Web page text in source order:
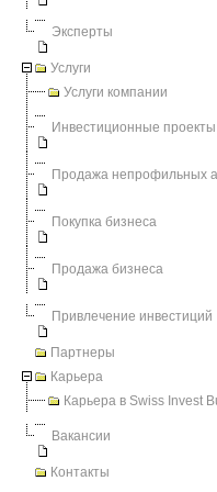
Эксперты
Услуги
Услуги компании
Инвестиционные проекты
Продажа непрофильных
Покупка бизнеса
Продажа бизнеса
Привлечение инвестиций
Партнеры
Карьера
Карьера в Swiss Invest
Вакансии
Контакты